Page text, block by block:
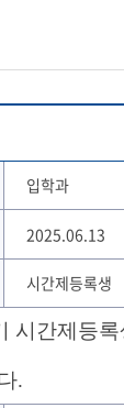
입학과
2025.06.13
시간제등록생
시간제등록
.